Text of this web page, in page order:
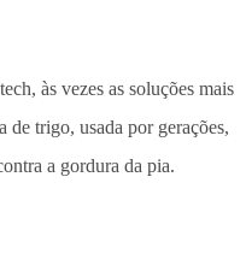
às vezes as soluções mais
de trigo, usada por gerações,
a gordura da pia.